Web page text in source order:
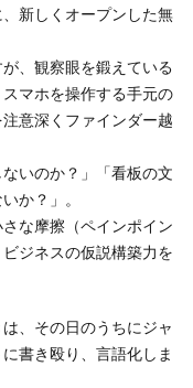
新しくオープンした無
、観察眼を鍛えている
マホを操作する手元の
意深くファインダー越
いのか？」「看板の文
か？」。
な摩擦（ペインポイン
ジネスの仮説構築力を
、その日のうちにジャ
書き殴り、言語化しま